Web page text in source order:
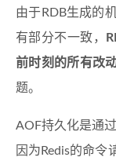
由于RDB生成的
有部分不一致，
前时刻的所有改
题。
AOF持久化是通
因为Redis的命令